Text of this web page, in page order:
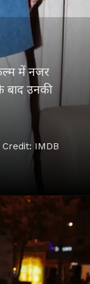
में नजर
बाद उनकी
IMDB